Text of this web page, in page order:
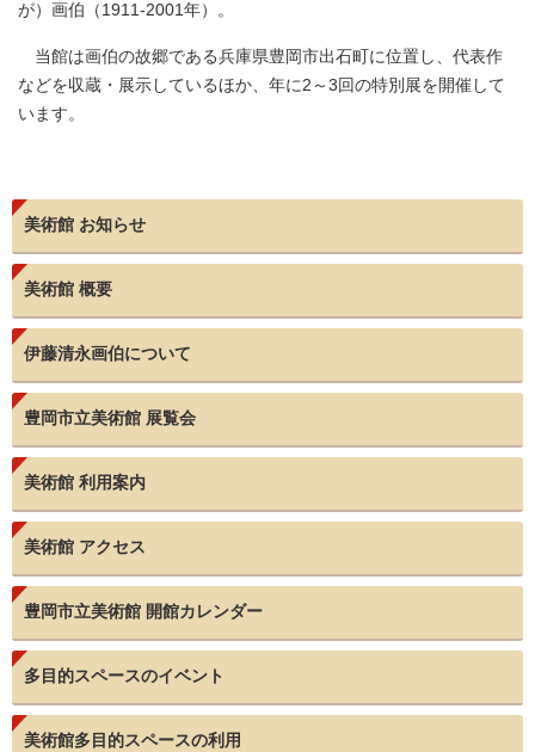
が）画伯（1911-2001年）。
当館は画伯の故郷である兵庫県豊岡市出石町に位置し、代表作
などを収蔵・展示しているほか、年に2～3回の特別展を開催して
います。
美術館 お知らせ
美術館 概要
伊藤清永画伯について
豊岡市立美術館 展覧会
美術館 利用案内
美術館 アクセス
豊岡市立美術館 開館カレンダー
多目的スペースのイベント
美術館多目的スペースの利用